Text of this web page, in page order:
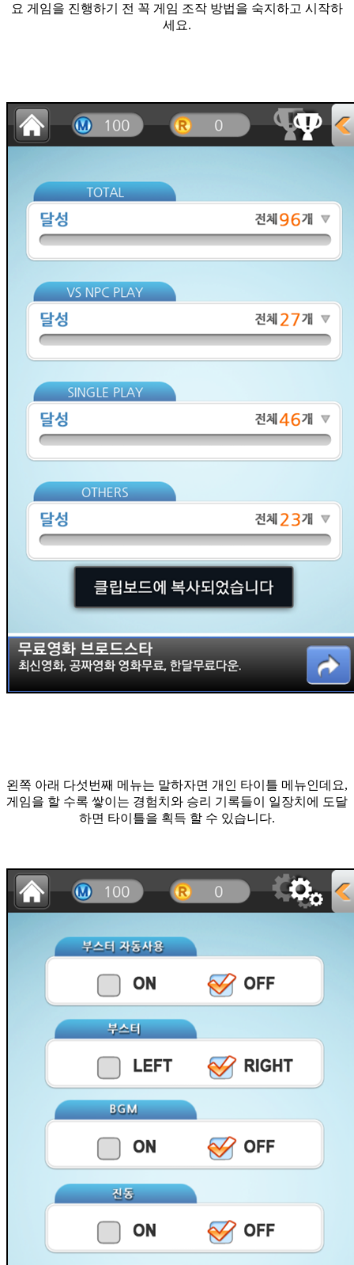
요 게임을 진행하기 전 꼭 게임 조작 방법을 숙지하고 시작하
세요.
왼쪽 아래 다섯번째 메뉴는 말하자면 개인 타이틀 메뉴인데요,
게임을 할 수록 쌓이는 경험치와 승리 기록들이 일장치에 도달
하면 타이틀을 획득 할 수 있습니다.